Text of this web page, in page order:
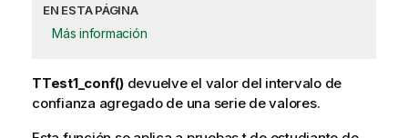
EN ESTA PÁGINA
Más información
TTest1_conf()devuelve el valor del intervalo de
confianza agregado de una serie de valores.